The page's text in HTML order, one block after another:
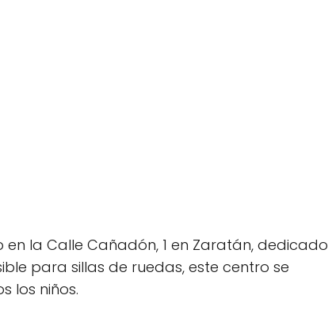
la Calle Cañadón, 1 en Zaratán, dedicado
para sillas de ruedas, este centro se
los niños.